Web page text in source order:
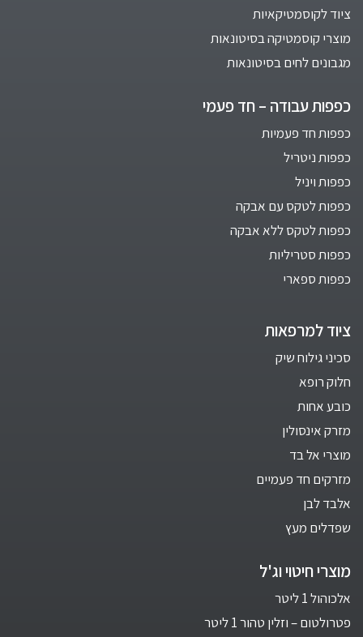
ציוד לקוסמטיקאיות
מוצרי קוסמטיקה בסיטונאות
מגבונים לחים בסיטונאות
כפפות עבודה – חד פעמי
כפפות חד פעמיות
כפפות ניטריל
כפפות ויניל
כפפות לטקס עם אבקה
כפפות לטקס ללא אבקה
כפפות סטריליות
כפפות ספארי
ציוד למרפאות
סכיני גילוח שיק
חלוק רופא
כובע אחות
מזרק אינסולין
מוצרי אל בד
מזרקים חד פעמיים
אלבד לבן
שפדלים מעץ
מוצרי חיטוי וג'ל
אלכוהול 1 ליטר
פטרולטום – וזלין טהור 1 ליטר